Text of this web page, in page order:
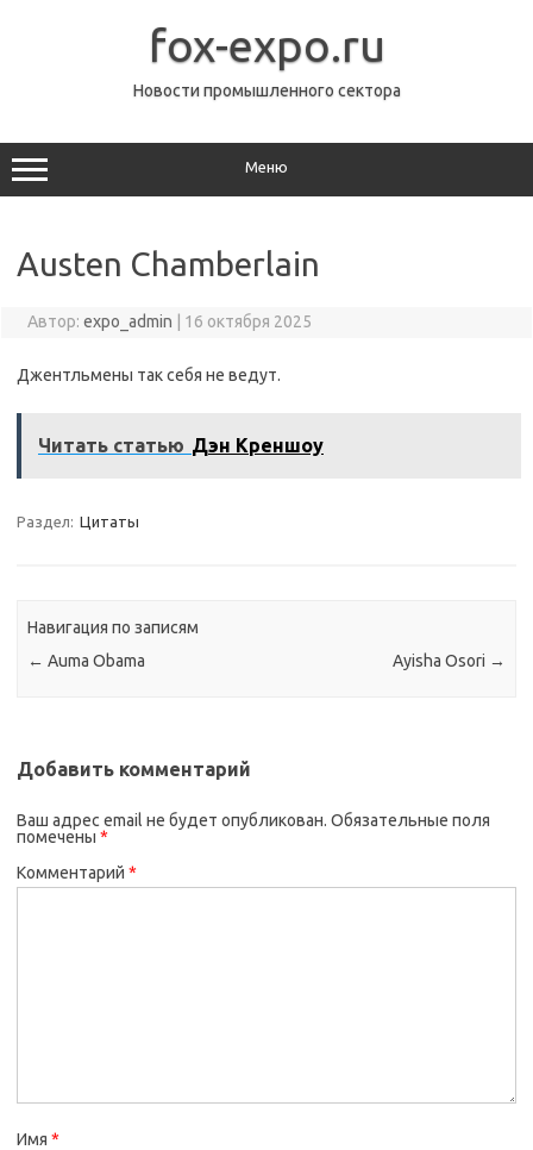
fox-expo.ru
Новости промышленного сектора
Меню
Austen Chamberlain
Автор: expo_admin 16 октября 2025
Джентльмены так себя не ведут.
Читать статью Дэн Креншоу
Раздел: Цитаты
Навигация по записям
← Auma Obama Ayisha Osori →
Добавить комментарий
Ваш адрес email не будет опубликован. Обязательные поля
помечены *
Комментарий *
Имя *